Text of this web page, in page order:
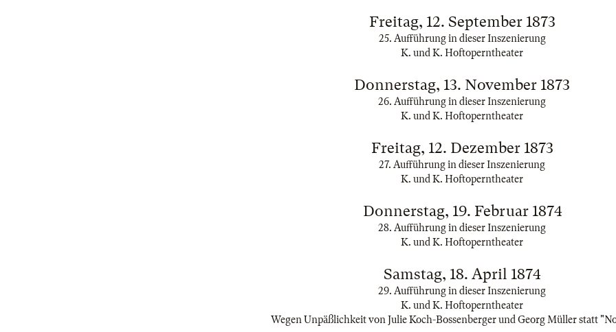
Freitag, 12. September 1873
25. Aufführung in dieser Inszenierung
K. und K. Hoftoperntheater
Donnerstag, 13. November 1873
26. Aufführung in dieser Inszenierung
K. und K. Hoftoperntheater
Freitag, 12. Dezember 1873
27. Aufführung in dieser Inszenierung
K. und K. Hoftoperntheater
Donnerstag, 19. Februar 1874
28. Aufführung in dieser Inszenierung
K. und K. Hoftoperntheater
Samstag, 18. April 1874
29. Aufführung in dieser Inszenierung
K. und K. Hoftoperntheater
Wegen Unpäßlichkeit von Julie Koch-Bossenberger und Georg Müller statt